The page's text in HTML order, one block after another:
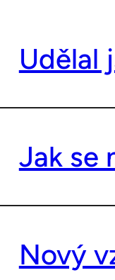
Udělal
Jak se
Nový